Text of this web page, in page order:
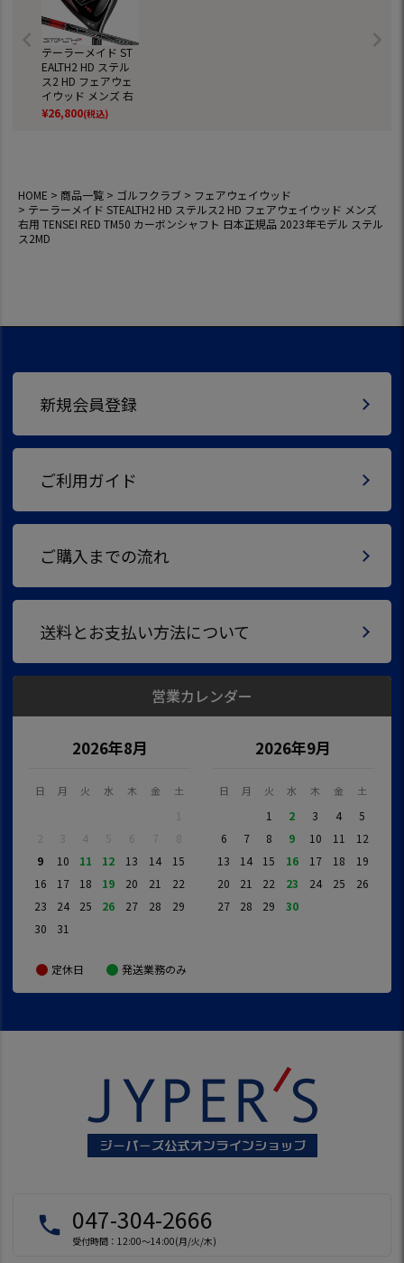
テーラーメイド ST
EALTH2 HD ステル
ス2 HD フェアウェ
イウッド メンズ 右
用 TENSEI RED TM5
0 カーボンシャフト
¥26,800(税込)
HOME 商品一覧 ゴルフクラブ
フェアウェイウッド
テーラーメイド STEALTH2 HD ステルス2 HD フェアウェイウッド メンズ
右用 TENSEI RED TM50 カーボンシャフト 日本正規品 2023年モデル ステル
ス2MD
新規会員登録
ご利用ガイド
ご購入までの流れ
送料とお支払い方法について
営業カレンダー
2026年8月
日 月 火 水 木 金 土
1
2
3 4 5 6 7
8
9
10 11 12 13 14
15
16
17 18 19 20 21
22
23
24 25 26 27 28
29
30
31
2026年9月
日 月 火 水 木 金 土
1 2 3 4
5
6
7 8 9 10 11
12
13
14 15 16 17 18
19
20
21 22 23 24 25
26
27
28 29 30
定休日 発送業務のみ
local_phone 047-304-2666
受付時間：12:00～14:00(月/火/木)